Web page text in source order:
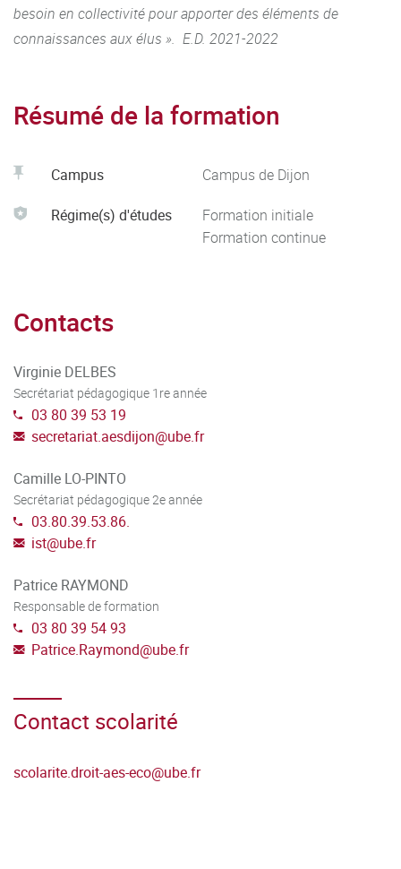
besoin en collectivité pour apporter des éléments de
connaissances aux élus ». E.D. 2021-2022
Résumé de la formation
Campus Campus de Dijon
Régime(s) d'études
Formation initiale
Formation continue
Contacts
Virginie DELBES
Secrétariat pédagogique 1re année
03 80 39 53 19
secretariat.aesdijon@ube.fr
Camille LO-PINTO
Secrétariat pédagogique 2e année
03.80.39.53.86.
ist@ube.fr
Patrice RAYMOND
Responsable de formation
03 80 39 54 93
Patrice.Raymond@ube.fr
Contact scolarité
scolarite.droit-aes-eco@ube.fr